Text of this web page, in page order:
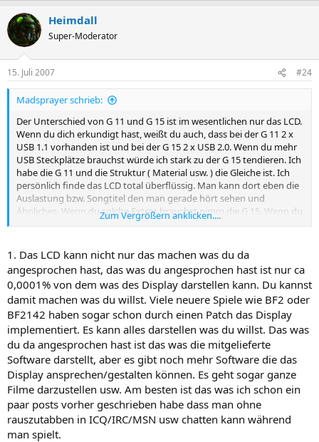
Heimdall
Super-Moderator
15. Juli 2007 #24
Madsprayer schrieb:
Der Unterschied von G 11 und G 15 ist im wesentlichen nur das LCD.
Wenn du dich erkundigt hast, weißt du auch, dass bei der G 11 2 x
USB 1.1 vorhanden ist und bei der G 15 2 x USB 2.0. Wenn du mehr
USB Steckplätze brauchst würde ich stark zu der G 15 tendieren. Ich
habe die G 11 und die Struktur ( Material usw. ) die Gleiche ist. Ich
persönlich finde das LCD total überflüssig. Man kann dort eben die
Auslastung bzw. Songtitel den man gerade hört sehen und
Ähnliches. Wenn du solche Extras brauchst nimm die G 15. Wenn du
mal zu viel Geld hast solltest du dir auch die G 5 2. Edition holen.
😀
Zum Vergrößern anklicken....
1. Das LCD kann nicht nur das machen was du da
angesprochen hast, das was du angesprochen hast ist nur ca
0,0001% von dem was des Display darstellen kann. Du kannst
damit machen was du willst. Viele neuere Spiele wie BF2 oder
BF2142 haben sogar schon durch einen Patch das Display
implementiert. Es kann alles darstellen was du willst. Das was
du da angesprochen hast ist das was die mitgelieferte
Software darstellt, aber es gibt noch mehr Software die das
Display ansprechen/gestalten können. Es geht sogar ganze
Filme darzustellen usw. Am besten ist das was ich schon ein
paar posts vorher geschrieben habe dass man ohne
rauszutabben in ICQ/IRC/MSN usw chatten kann während
man spielt.